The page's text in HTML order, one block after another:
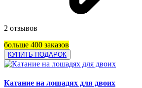
2 отзывов
больше 400 заказов
КУПИТЬ ПОДАРОК
Катание на лошадях для двоих